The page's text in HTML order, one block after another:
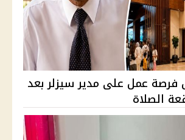
فرصة عمل على مدير سيزلر بعد
الصلاة